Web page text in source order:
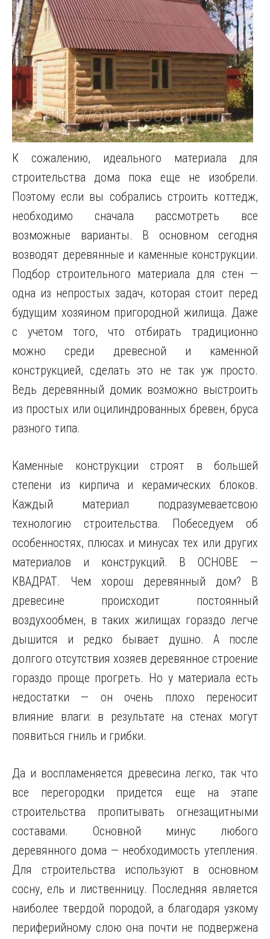
К сожалению, идеального материала для
строительства дома пока еще не изобрели.
Поэтому если вы собрались строить коттедж,
необходимо сначала рассмотреть все
возможные варианты. В основном сегодня
возводят деревянные и каменные конструкции.
Подбор строительного материала для стен —
одна из непростых задач, которая стоит перед
будущим хозяином пригородной жилища. Даже
с учетом того, что отбирать традиционно
можно среди древесной и каменной
конструкцией, сделать это не так уж просто.
Ведь деревянный домик возможно выстроить
из простых или оцилиндрованных бревен, бруса
разного типа.
Каменные конструкции строят в большей
степени из кирпича и керамических блоков.
Каждый материал подразумеваетсвою
технологию строительства. Побеседуем об
особенностях, плюсах и минусах тех или других
материалов и конструкций. В ОСНОВЕ —
КВАДРАТ. Чем хорош деревянный дом? В
древесине происходит постоянный
воздухообмен, в таких жилищах гораздо легче
дышится и редко бывает душно. А после
долгого отсутствия хозяев деревянное строение
гораздо проще прогреть. Но у материала есть
недостатки — он очень плохо переносит
влияние влаги: в результате на стенах могут
появиться гниль и грибки.
Да и воспламеняется древесина легко, так что
все перегородки придется еще на этапе
строительства пропитывать огнезащитными
составами. Основной минус любого
деревянного дома — необходимость утепления.
Для строительства используют в основном
сосну, ель и лиственницу. Последняя является
наиболее твердой породой, а благодаря узкому
периферийному слою она почти не подвержена